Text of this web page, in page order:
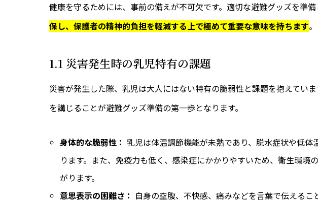
健康を守るためには、事前の備えが不可欠です。適切な避難グッズを準備
保し、保護者の精神的負担を軽減する上で極めて重要な意味を持ちます。
1.1 災害発生時の乳児特有の課題
災害が発生した際、乳児は大人にはない特有の脆弱性と課題を抱えてい
を講じることが避難グッズ準備の第一歩となります。
身体的な脆弱性： 乳児は体温調節機能が未熟であり、脱水症状や低体
ります。また、免疫力も低く、感染症にかかりやすいため、衛生環境
がります。
意思表示の困難さ： 自身の空腹、不快感、痛みなどを言葉で伝える